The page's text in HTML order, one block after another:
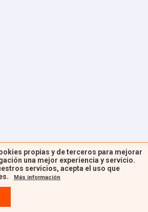
propias y de terceros para mejorar
una mejor experiencia y servicio.
servicios, acepta el uso que
Más información